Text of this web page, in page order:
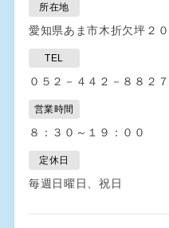
所在地
愛知県あま市木折欠坪２０
TEL
０５２－４４２－８８２７
営業時間
８：３０～１９：００
定休日
毎週日曜日、祝日